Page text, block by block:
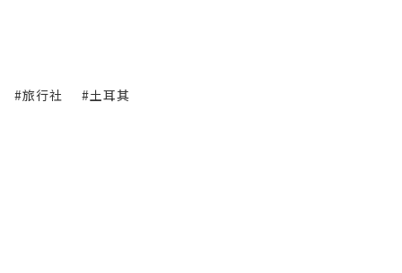
#旅行社 #土耳其